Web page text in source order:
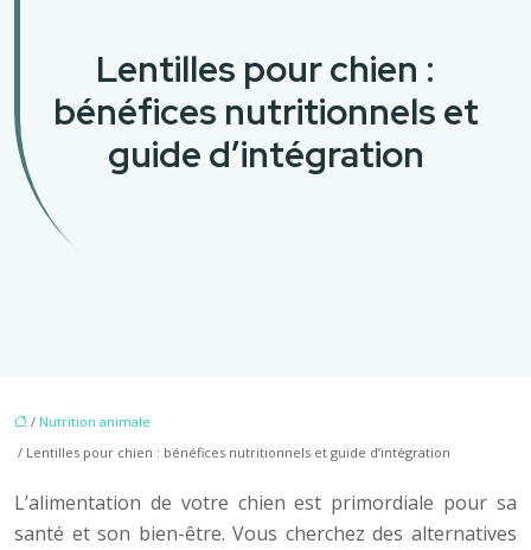
Lentilles pour chien :
bénéfices nutritionnels et
guide d’intégration
/ Nutrition animale
/ Lentilles pour chien : bénéfices nutritionnels et guide d’intégration
L’alimentation de votre chien est primordiale pour sa
santé et son bien-être. Vous cherchez des alternatives